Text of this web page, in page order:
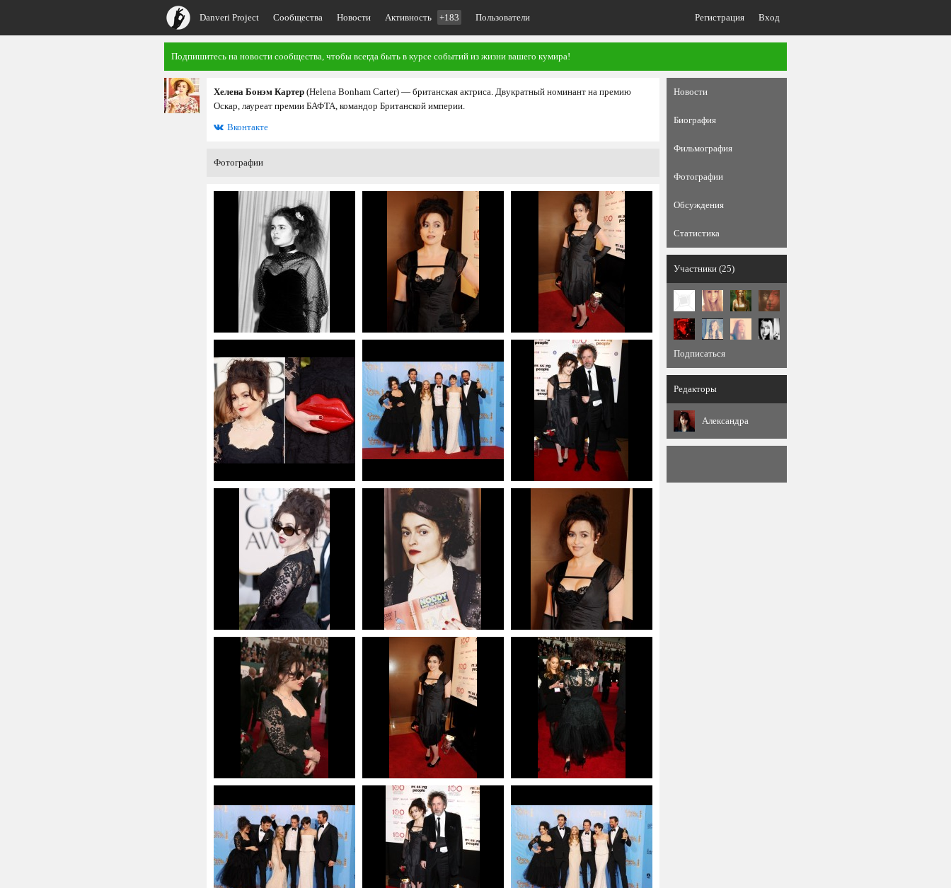
Danveri Project Сообщества Новости Активность +183 Пользователи Регистрация Вход
Подпишитесь на новости сообщества, чтобы всегда быть в курсе событий из жизни вашего кумира!
Хелена Бонэм Картер (Helena Bonham Carter) — британская актриса. Двукратный номинант на премию
Оскар, лауреат премии БАФТА, командор Британской империи.
Вконтакте
Фотографии
Новости
Биография
Фильмография
Фотографии
Обсуждения
Статистика
Участники (25)
Подписаться
Редакторы
Александра